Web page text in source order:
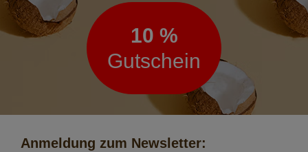
10 %
Gutschein
Anmeldung zum Newsletter: